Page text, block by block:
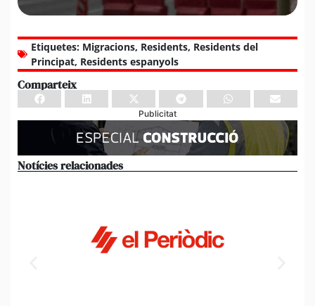
Etiquetes: Migracions, Residents, Residents del
Principat, Residents espanyols
Comparteix
Publicitat
Notícies relacionades